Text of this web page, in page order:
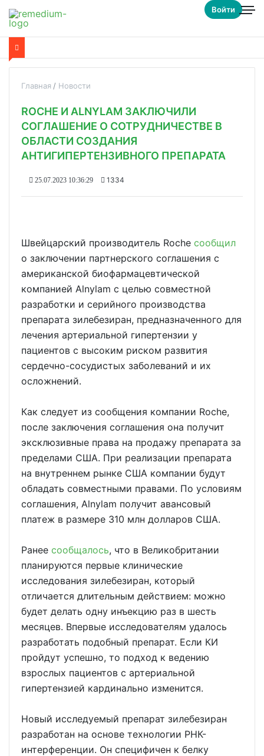
Войти
Главная Новости
ROCHE И ALNYLAM ЗАКЛЮЧИЛИ
СОГЛАШЕНИЕ О СОТРУДНИЧЕСТВЕ В
ОБЛАСТИ СОЗДАНИЯ
АНТИГИПЕРТЕНЗИВНОГО ПРЕПАРАТА
25.07.2023 10:36:29 1334
Швейцарский производитель Roche сообщил
о заключении партнерского соглашения с
американской биофармацевтической
компанией Alnylam с целью совместной
разработки и серийного производства
препарата зилебезиран, предназначенного для
лечения артериальной гипертензии у
пациентов с высоким риском развития
сердечно-сосудистых заболеваний и их
осложнений.
Как следует из сообщения компании Roche,
после заключения соглашения она получит
эксклюзивные права на продажу препарата за
пределами США. При реализации препарата
на внутреннем рынке США компании будут
обладать совместными правами. По условиям
соглашения, Alnylam получит авансовый
платеж в размере 310 млн долларов США.
Ранее сообщалось, что в Великобритании
планируются первые клинические
исследования зилебезиран, который
отличается длительным действием: можно
будет делать одну инъекцию раз в шесть
месяцев. Впервые исследователям удалось
разработать подобный препарат. Если КИ
пройдут успешно, то подход к ведению
взрослых пациентов с артериальной
гипертензией кардинально изменится.
Новый исследуемый препарат зилебезиран
разработан на основе технологии РНК-
интерференции. Он специфичен к белку